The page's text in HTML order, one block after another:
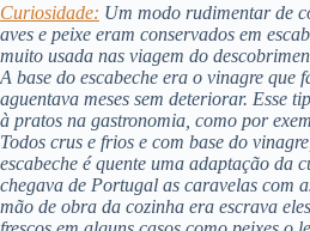
Curiosidade: Um modo rudimentar de
aves e peixe eram conservados em
muito usada nas viagem do
A base do escabeche era o vinagre que
aguentava meses sem deteriorar. Esse
à pratos na gastronomia, como por
Todos crus e frios e com base do
escabeche é quente uma adaptação da
chegava de Portugal as caravelas com
mão de obra da cozinha era escrava